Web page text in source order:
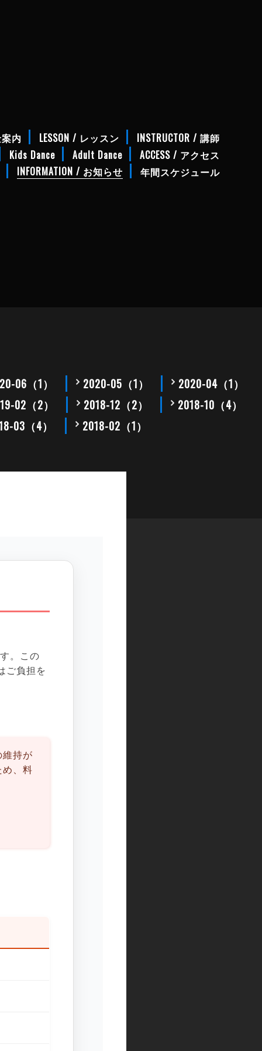
案内 LESSON / レッスン
INSTRUCTOR / 講師
Kids Dance
Adult Dance
ACCESS / アクセス
INFORMATION / お知らせ
年間スケジュール
06（1） 2020-05（1）
2020-04（1）
02（2）
2018-12（2）
2018-10（4）
03（4）
2018-02（1）
。この
ご負担を
持が
、料